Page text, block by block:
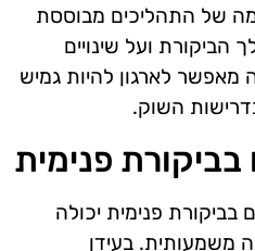
של התהליכים מבוססת
ועל שינויים
לארגון להיות גמיש
השוק.
בביקורת פנימית
בביקורת פנימית יכולה
משמעותית. בעידן